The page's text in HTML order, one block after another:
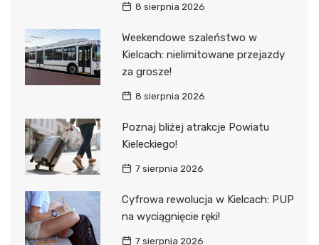
8 sierpnia 2026
Weekendowe szaleństwo w
Kielcach: nielimitowane przejazdy
za grosze!
8 sierpnia 2026
Poznaj bliżej atrakcje Powiatu
Kieleckiego!
7 sierpnia 2026
Cyfrowa rewolucja w Kielcach: PUP
na wyciągnięcie ręki!
7 sierpnia 2026